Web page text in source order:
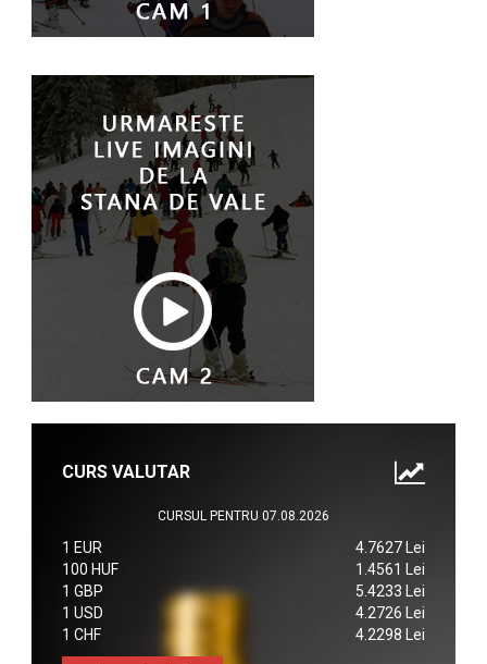
CURS VALUTAR
CURSUL PENTRU 07.08.2026
1 EUR
4.7627 Lei
100 HUF
1.4561 Lei
1 GBP
5.4233 Lei
1 USD
4.2726 Lei
1 CHF
4.2298 Lei